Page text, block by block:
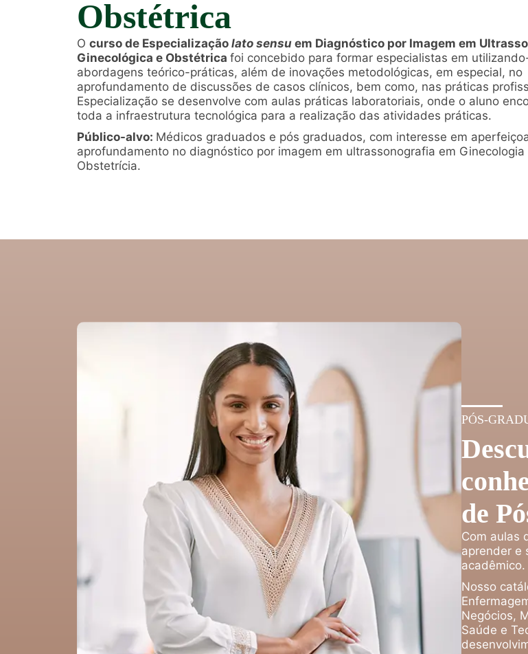
Obstétrica
O curso de Especialização lato sensu em Diagnóstico por Imagem em
Ginecológica e Obstétrica foi concebido para formar especialistas em
abordagens teórico-práticas, além de inovações metodológicas, em especial, no
aprofundamento de discussões de casos clínicos, bem como, nas práticas
Especialização se desenvolve com aulas práticas laboratoriais, onde o aluno
toda a infraestrutura tecnológica para a realização das atividades práticas.
Público-alvo: Médicos graduados e pós graduados, com interesse em
aprofundamento no diagnóstico por imagem em ultrassonografia em Ginecologia
Obstetrícia.
PÓS-
de
Com aulas
aprender e
acadêmico.
Nosso
Negócios,
Saúde e